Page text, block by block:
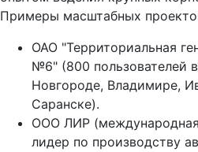
Примеры масштабных
ОАО "Территориальная
№6" (800 пользователей
Новгороде, Владимире,
Саранске).
ООО ЛИР
лидер по производству